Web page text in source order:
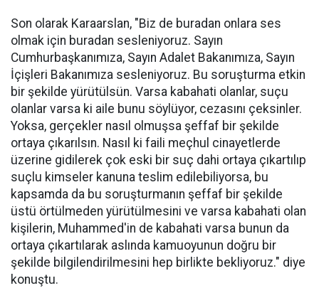
Son olarak Karaarslan, "Biz de buradan onlara ses
olmak için buradan sesleniyoruz. Sayın
Cumhurbaşkanımıza, Sayın Adalet Bakanımıza, Sayın
İçişleri Bakanımıza sesleniyoruz. Bu soruşturma etkin
bir şekilde yürütülsün. Varsa kabahati olanlar, suçu
olanlar varsa ki aile bunu söylüyor, cezasını çeksinler.
Yoksa, gerçekler nasıl olmuşsa şeffaf bir şekilde
ortaya çıkarılsın. Nasıl ki faili meçhul cinayetlerde
üzerine gidilerek çok eski bir suç dahi ortaya çıkartılıp
suçlu kimseler kanuna teslim edilebiliyorsa, bu
kapsamda da bu soruşturmanın şeffaf bir şekilde
üstü örtülmeden yürütülmesini ve varsa kabahati olan
kişilerin, Muhammed'in de kabahati varsa bunun da
ortaya çıkartılarak aslında kamuoyunun doğru bir
şekilde bilgilendirilmesini hep birlikte bekliyoruz." diye
konuştu.